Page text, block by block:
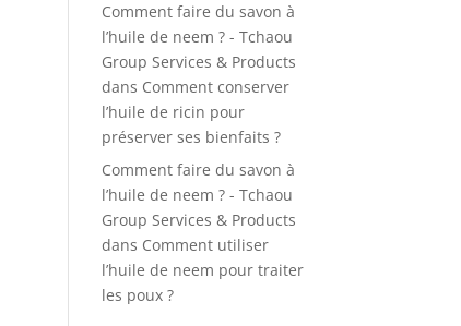
Comment faire du savon à
l’huile de neem ? - Tchaou
Group Services & Products
dans Comment conserver
l’huile de ricin pour
préserver ses bienfaits ?
Comment faire du savon à
l’huile de neem ? - Tchaou
Group Services & Products
dans Comment utiliser
l’huile de neem pour traiter
les poux ?